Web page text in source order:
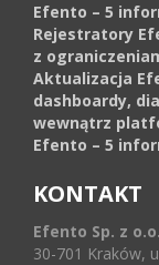
Efento – 5
Rejestratory
z
Aktualizacja
dashboardy,
wewnątrz
Efento – 5
KONTAKT
Efento Sp. z o.o.
30-701 Kraków,